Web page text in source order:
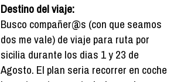
Destino del viaje:
Busco compañer@s (con que seamos
dos me vale) de viaje para ruta por
sicilia durante los dias 1 y 23 de
Agosto. El plan seria recorrer en coche